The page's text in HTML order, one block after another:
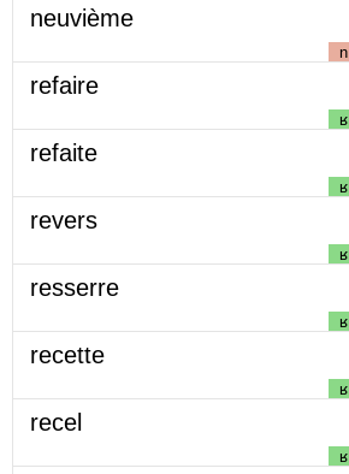
neuvième
n
refaire
ʁ
refaite
ʁ
revers
ʁ
resserre
ʁ
recette
ʁ
recel
ʁ